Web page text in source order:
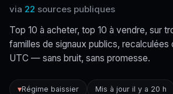
via 22 sources publiques
Top 10 à acheter, top 10 à vendre, sur
familles de signaux publics, recalculées
UTC — sans bruit, sans promesse.
▼Régime baissier Mis à jour il y a 20 h